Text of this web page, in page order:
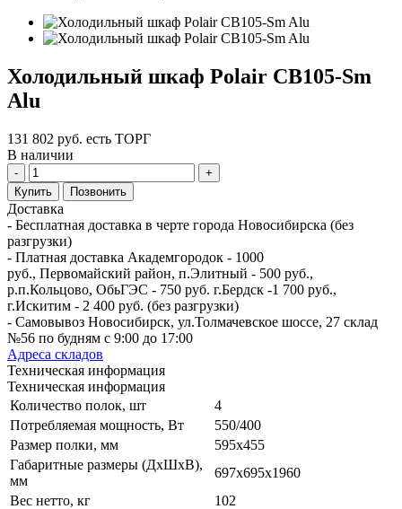
Холодильный шкаф Polair CB105-Sm
Alu
131 802 руб. есть ТОРГ
В наличии
-
+
Купить
Позвонить
Доставка
- Бесплатная доставка в черте города Новосибирска (без
разгрузки)
- Платная доставка Академгородок - 1000
руб., Первомайский район, п.Элитный - 500 руб.,
р.п.Кольцово, ОбьГЭС - 750 руб. г.Бердск -1 700 руб.,
г.Искитим - 2 400 руб. (без разгрузки)
- Самовывоз Новосибирск, ул.Толмачевское шоссе, 27 склад
№56 по будням с 9:00 до 17:00
Адреса складов
Техническая информация
Техническая информация
Количество полок, шт
4
Потребляемая мощность, Вт
550/400
Размер полки, мм
595х455
Габаритные размеры (ДхШхВ),
мм
697х695х1960
Вес нетто, кг
102